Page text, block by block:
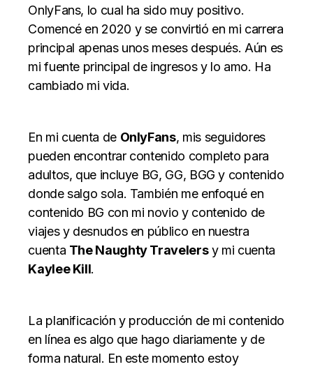
OnlyFans, lo cual ha sido muy positivo.
Comencé en 2020 y se convirtió en mi carrera
principal apenas unos meses después. Aún es
mi fuente principal de ingresos y lo amo. Ha
cambiado mi vida.
En mi cuenta de OnlyFans, mis seguidores
pueden encontrar contenido completo para
adultos, que incluye BG, GG, BGG y contenido
donde salgo sola. También me enfoqué en
contenido BG con mi novio y contenido de
viajes y desnudos en público en nuestra
cuenta The Naughty Travelersy mi cuenta
Kaylee Kill.
La planificación y producción de mi contenido
en línea es algo que hago diariamente y de
forma natural. En este momento estoy